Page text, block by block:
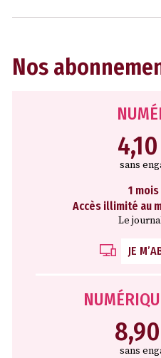
Nos
sans
1
Accès illimité au
Le
JE
sans